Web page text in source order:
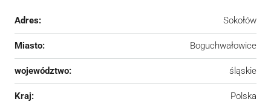
Adres: Sokołów
Miasto: Boguchwałowice
województwo: śląskie
Kraj: Polska